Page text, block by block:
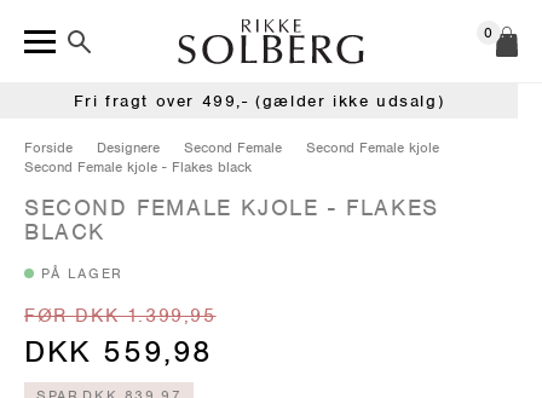
0
Fri fragt over 499,- (gælder ikke udsalg)
Forside Designere Second Female
Second Female kjole
Second Female kjole - Flakes black
SECOND FEMALE KJOLE - FLAKES
BLACK
PÅ LAGER
FØR DKK 1.399,95
DKK 559,98